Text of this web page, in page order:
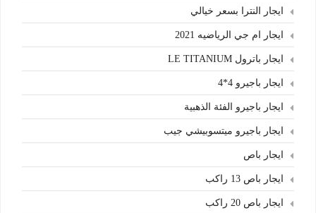
ايجار النترا بسعر خيالي
ايجار ام جي الرياضيه 2021
ايجار باترول LE TITANIUM
ايجار باجيرو 4*4
ايجار باجيرو الفئة الذهبية
ايجار باجيرو ميتسوبيشي جيب
ايجار باص
ايجار باص 13 راكب
ايجار باص 20 راكب